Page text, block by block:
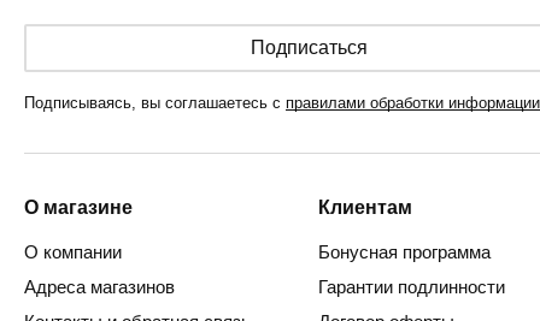
Подписаться
Подписываясь, вы соглашаетесь с правилами обработки информации
О магазине
О компании
Адреса магазинов
Клиентам
Бонусная программа
Гарантии подлинности